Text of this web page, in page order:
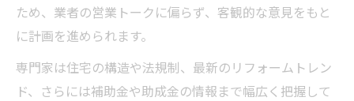
ため、業者の営業トークに偏らず、客観的な意見をもと
に計画を進められます。
専門家は住宅の構造や法規制、最新のリフォームトレン
ド、さらには補助金や助成金の情報まで幅広く把握して